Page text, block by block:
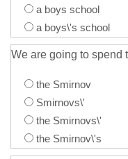
a boys school
a boys\'s school
We are going to spend
the Smirnov
Smirnovs\'
the Smirnovs\'
the Smirnov\'s